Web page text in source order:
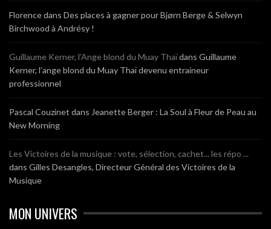
Florencedans Des places à gagner pour Bjørn Berge & Selwyn
Birchwood à Andrésy !
Guillaume Kerner, l’Ange blond du Muay Thaïdans Guillaume
Kerner, l’ange blond du Muay Thaï devenu entraineur
professionnel
Pascal Couzinet dans Jeanette Berger : La Soul à Fleur de Peau au
New Morning
Les Victoires de la musique : vote, sélection, cachet... les répo ...
dans Gilles Desangles, Directeur Général des Victoires de la
Musique
MON UNIVERS